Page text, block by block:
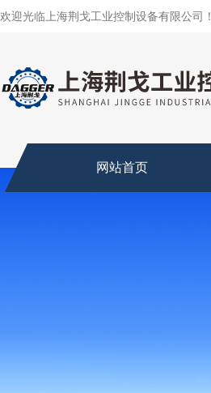
欢迎光临上海荆戈工业控制设备有限公司！
网站首页